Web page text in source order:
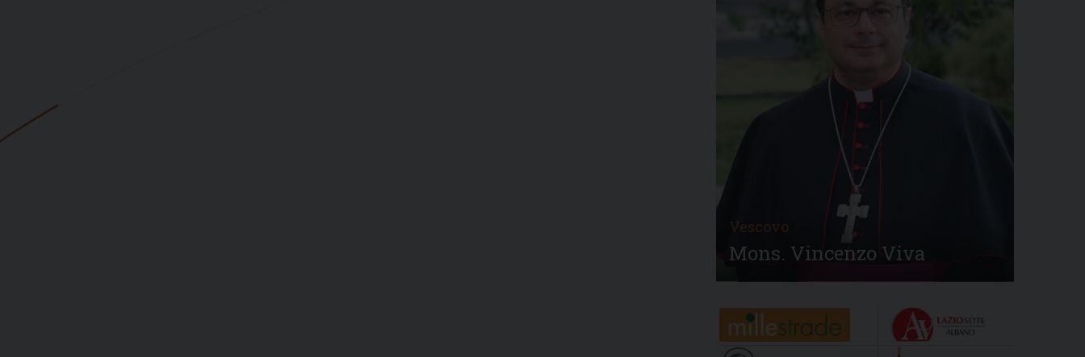
Vescovo
Mons. Vincenzo Viva